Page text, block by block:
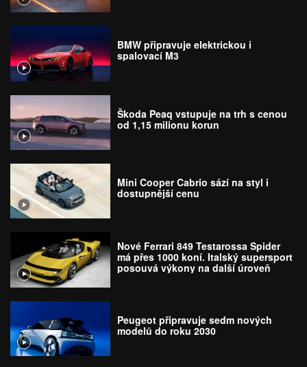
BMW připravuje elektrickou i
spalovací M3
Škoda Peaq vstupuje na trh s cenou
od 1,15 milionu korun
Mini Cooper Cabrio sází na styl i
dostupnější cenu
Nové Ferrari 849 Testarossa Spider
má přes 1000 koní. Italský supersport
posouvá výkony na další úroveň
Peugeot připravuje sedm nových
modelů do roku 2030